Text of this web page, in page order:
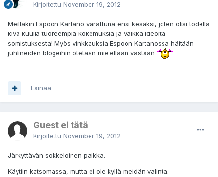
Kirjoitettu November 19, 2012
Meilläkin Espoon Kartano varattuna ensi kesäksi, joten olisi todella
kiva kuulla tuoreempia kokemuksia ja vaikka ideoita
somistuksesta! Myös vinkkauksia Espoon Kartanossa häitään
juhlineiden blogeihin otetaan mielellään vastaan
Lainaa
Guest ei tätä
Kirjoitettu November 19, 2012
Järkyttävän sokkeloinen paikka.
Käytiin katsomassa, mutta ei ole kyllä meidän valinta.